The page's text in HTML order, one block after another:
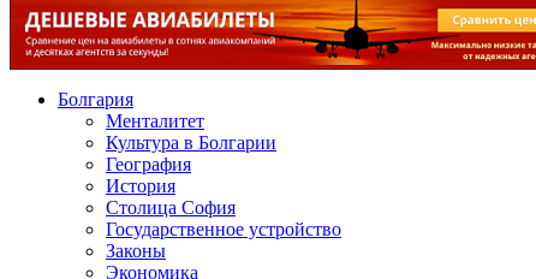
Болгария
Менталитет
Культура в Болгарии
География
История
Столица София
Государственное устройство
Законы
Экономика